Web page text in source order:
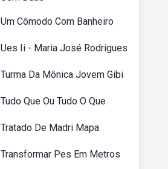
Um Cômodo Com Banheiro
Ues Ii - Maria José Rodrigues
Turma Da Mônica Jovem Gibi
Tudo Que Ou Tudo O Que
Tratado De Madri Mapa
Transformar Pes Em Metros